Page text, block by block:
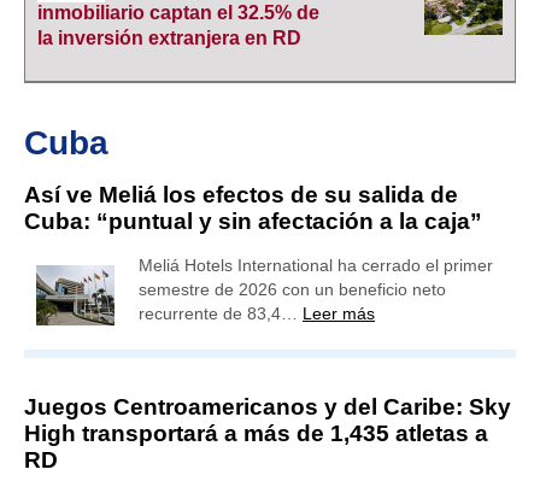
inmobiliario captan el 32.5% de
la inversión extranjera en RD
Cuba
Así ve Meliá los efectos de su salida de
Cuba: “puntual y sin afectación a la caja”
Meliá Hotels International ha cerrado el primer
semestre de 2026 con un beneficio neto
recurrente de 83,4… Leer más
Juegos Centroamericanos y del Caribe: Sky
High transportará a más de 1,435 atletas a
RD